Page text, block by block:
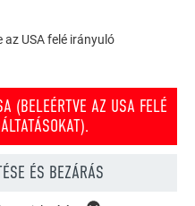
online konfigurátorral.
USA felé irányuló
(BELEÉRTVE AZ USA FELÉ
ÉS BEZÁRÁS